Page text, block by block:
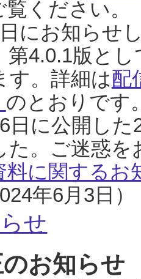
覧ください。
にお知らせ
第4.0.1版と
す。詳細は配
のとおりです
日に公開し
た。ご迷惑
料に関するお
年6月3日）
せ
お知らせ